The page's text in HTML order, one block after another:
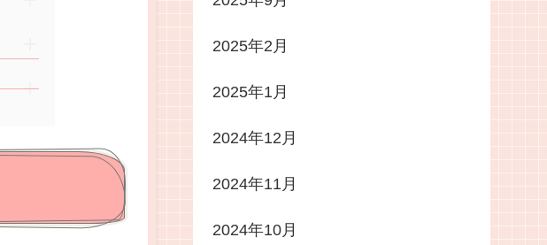
2025年2月
2025年1月
2024年12月
2024年11月
2024年10月